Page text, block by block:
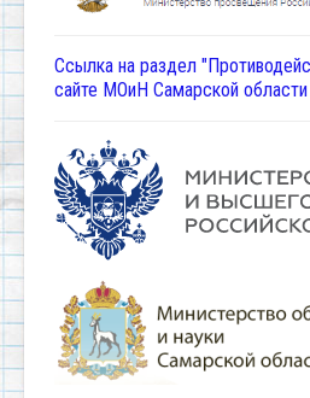
Ссылка на раздел
сайте МОиН Самарской области